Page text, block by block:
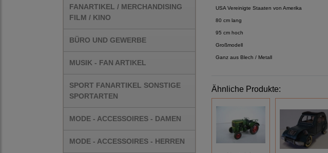
FANARTIKEL / MERCHANDISING
FILM / KINO
BÜRO UND GEWERBE
MUSIK - FAN ARTIKEL
SPORT FANARTIKEL SONSTIGE
SPORTARTEN
MODE - ACCESSOIRES - DAMEN
MODE - ACCESSOIRES - HERREN
USA Vereinigte Staaten von Amerika
80 cm lang
95 cm hoch
Großmodell
Ganz aus Blech / Metall
Ähnliche Produkte: